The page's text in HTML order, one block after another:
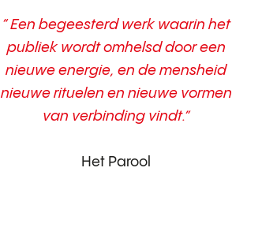
“ Een begeesterd werk waarin het
publiek wordt omhelsd door een
nieuwe energie, en de mensheid
nieuwe rituelen en nieuwe vormen
van verbinding vindt.”
Het Parool